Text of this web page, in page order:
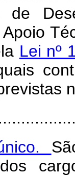
de
Lei nº